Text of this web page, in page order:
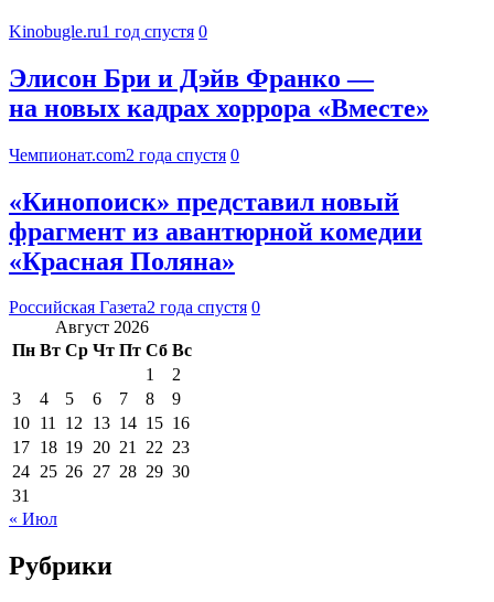
Kinobugle.ru1 год спустя 0
Элисон Бри и Дэйв Франко —
на новых кадрах хоррора «Вместе»
Чемпионат.com2 года спустя 0
«Кинопоиск» представил новый
фрагмент из авантюрной комедии
«Красная Поляна»
Российская Газета2 года спустя 0
Август 2026
Пн Вт Ср Чт Пт Сб Вс
1
2
3
4 5 6 7 8
9
10 11 12 13 14 15 16
17 18 19 20 21 22 23
24 25 26 27 28 29 30
31
« Июл
Рубрики